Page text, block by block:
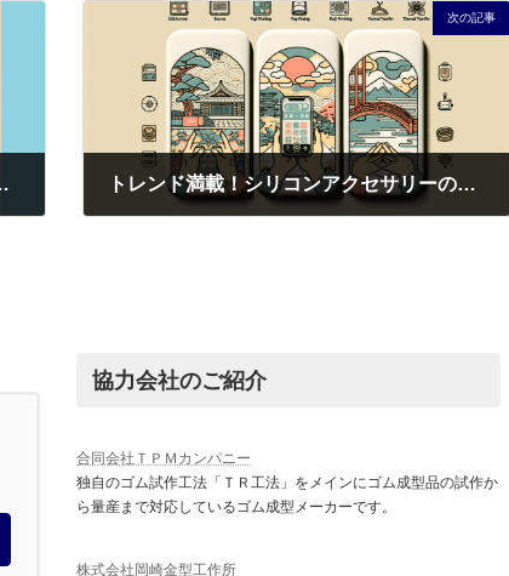
ティ印刷テクニック5選
次の記事
トレンド満載！シリコンアクセサリーの印刷で魅せる最新デザイン術
協力会社のご紹介
合同会社ＴＰＭカンパニー
独自のゴム試作工法「ＴＲ工法」をメインにゴム成型品の試作か
ら量産まで対応しているゴム成型メーカーです。
株式会社岡崎金型工作所